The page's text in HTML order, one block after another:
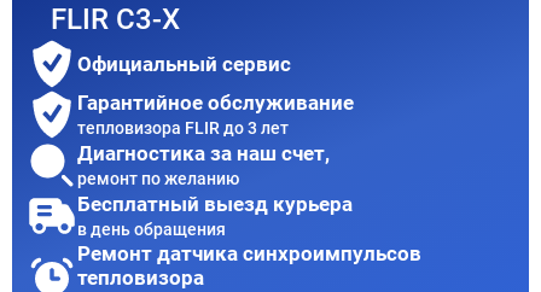
FLIR С3-Х
Официальный сервис
Гарантийное обслуживание
тепловизора FLIR до 3 лет
Диагностика за наш счет,
ремонт по желанию
Бесплатный выезд курьера
в день обращения
Ремонт датчика синхроимпульсов
тепловизора